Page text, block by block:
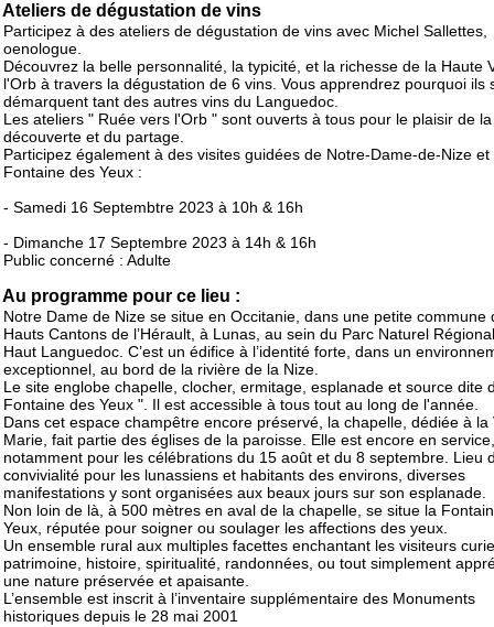
Ateliers de dégustation de vins
Participez à des ateliers de dégustation de vins avec Michel Sallettes,
oenologue.
Découvrez la belle personnalité, la typicité, et la richesse de la Haute
l'Orb à travers la dégustation de 6 vins. Vous apprendrez pourquoi ils
démarquent tant des autres vins du Languedoc.
Les ateliers " Ruée vers l'Orb " sont ouverts à tous pour le plaisir de la
découverte et du partage.
Participez également à des visites guidées de Notre-Dame-de-Nize et
Fontaine des Yeux :
- Samedi 16 Septembtre 2023 à 10h & 16h
- Dimanche 17 Septembre 2023 à 14h & 16h
Public concerné : Adulte
Au programme pour ce lieu :
Notre Dame de Nize se situe en Occitanie, dans une petite commune
Hauts Cantons de l’Hérault, à Lunas, au sein du Parc Naturel
Haut Languedoc. C’est un édifice à l’identité forte, dans un
exceptionnel, au bord de la rivière de la Nize.
Le site englobe chapelle, clocher, ermitage, esplanade et source dite
Fontaine des Yeux ". Il est accessible à tous tout au long de l'année.
Dans cet espace champêtre encore préservé, la chapelle, dédiée à la
Marie, fait partie des églises de la paroisse. Elle est encore en service,
notamment pour les célébrations du 15 août et du 8 septembre. Lieu
convivialité pour les lunassiens et habitants des environs, diverses
manifestations y sont organisées aux beaux jours sur son esplanade.
Non loin de là, à 500 mètres en aval de la chapelle, se situe la
Yeux, réputée pour soigner ou soulager les affections des yeux.
Un ensemble rural aux multiples facettes enchantant les visiteurs
patrimoine, histoire, spiritualité, randonnées, ou tout simplement
une nature préservée et apaisante.
L’ensemble est inscrit à l’inventaire supplémentaire des Monuments
historiques depuis le 28 mai 2001